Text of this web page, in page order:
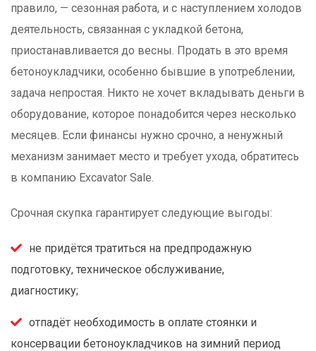
правило, — сезонная работа, и с наступлением холодов
деятельность, связанная с укладкой бетона,
приостанавливается до весны. Продать в это время
бетоноукладчики, особенно бывшие в употреблении,
задача непростая. Никто не хочет вкладывать деньги в
оборудование, которое понадобится через несколько
месяцев. Если финансы нужно срочно, а ненужный
механизм занимает место и требует ухода, обратитесь
в компанию Excavator Sale.
Срочная скупка гарантирует следующие выгоды:
не придётся тратиться на предпродажную
подготовку, техническое обслуживание,
диагностику;
отпадёт необходимость в оплате стоянки и
консервации бетоноукладчиков на зимний период